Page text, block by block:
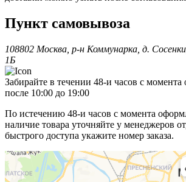
Пункт самовывоза
108802 Москва, р-н Коммунарка, д.
1Б
Забирайте в течении 48-и часов с момента
после 10:00 до 19:00
По истечению 48-и часов с момента
наличие товара уточняйте у менеджеров
быстрого доступа укажите номер заказа.